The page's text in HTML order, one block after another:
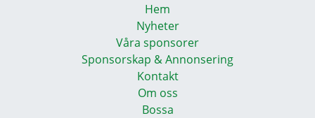
Hem
Nyheter
Våra sponsorer
Sponsorskap & Annonsering
Kontakt
Om oss
Bossa